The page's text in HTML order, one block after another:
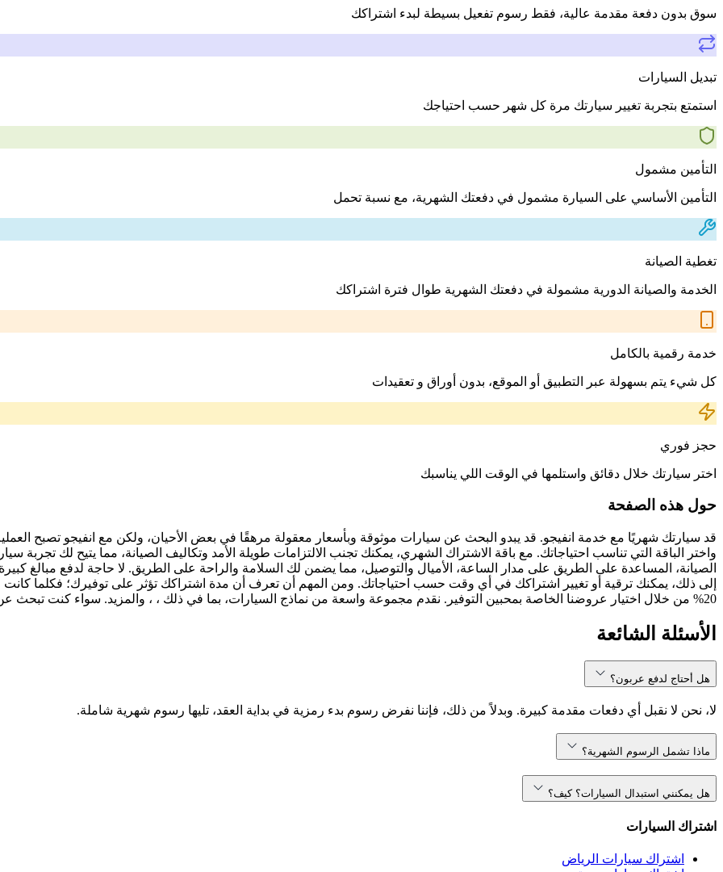
سوق بدون دفعة مقدمة عالية، فقط رسوم تفعيل بسيطة لبدء اشتراكك
تبديل السيارات
استمتع بتجربة تغيير سيارتك مرة كل شهر حسب احتياجك
التأمين مشمول
التأمين الأساسي على السيارة مشمول في دفعتك الشهرية، مع نسبة تحمل
تغطية الصيانة
الخدمة والصيانة الدورية مشمولة في دفعتك الشهرية طوال فترة اشتراكك
خدمة رقمية بالكامل
كل شيء يتم بسهولة عبر التطبيق أو الموقع، بدون أوراق و تعقيدات
حجز فوري
اختر سيارتك خلال دقائق واستلمها في الوقت اللي يناسبك
حول هذه الصفحة
قد سيارتك شهريًا مع خدمة انفيجو. قد يبدو البحث عن سيارات موثوقة وبأسعار معقولة مرهقًا في بعض الأحيان، ولكن مع انفيجو تصبح
واختر الباقة التي تناسب احتياجاتك. مع باقة الاشتراك الشهري، يمكنك تجنب الالتزامات طويلة الأمد وتكاليف الصيانة، مما يتيح لك تجربة
الصيانة، المساعدة على الطريق على مدار الساعة، الأميال والتوصيل، مما يضمن لك السلامة والراحة على الطريق. لا حاجة لدفع مبالغ
إلى ذلك، يمكنك ترقية أو تغيير اشتراكك في أي وقت حسب احتياجاتك. ومن المهم أن تعرف أن مدة اشتراكك تؤثر على توفيرك؛ فكلما
20% من خلال اختيار عروضنا الخاصة بمحبين التوفير. نقدم مجموعة واسعة من نماذج السيارات، بما في ذلك ، ، والمزيد. سواء كنت تبحث عن سيارة مدمجة أو SUV مناسبة للعائلة، انفيجو تلبي احتياجاتك.
الأسئلة الشائعة
هل أحتاج لدفع عربون؟
لا، نحن لا نقبل أي دفعات مقدمة كبيرة. وبدلاً من ذلك، فإننا نفرض رسوم بدء رمزية في بداية العقد، تليها رسوم شهرية شاملة.
ماذا تشمل الرسوم الشهرية؟
هل يمكنني استبدال السيارات؟ كيف؟
اشتراك السيارات
اشتراك سيارات الرياض